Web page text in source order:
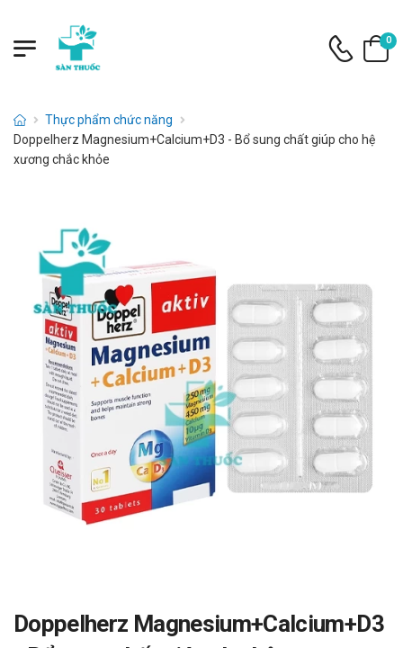
0
Thực phẩm chức năng
Doppelherz Magnesium+Calcium+D3 - Bổ sung chất giúp cho hệ
xương chắc khỏe
Doppelherz Magnesium+Calcium+D3